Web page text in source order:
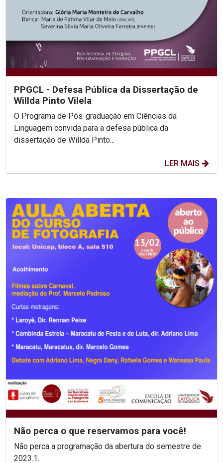
PPGCL - Defesa Pública da Dissertação de
Willda Pinto Vilela
O Programa de Pós-graduação em Ciências da
Linguagem convida para a defesa pública da
dissertação de Willda Pinto...
LER MAIS
Não perca o que reservamos para você!
Não perca a programação da abertura do semestre de
2023.1.